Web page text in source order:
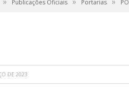
Publicações Oficiais Portarias
DE 2023